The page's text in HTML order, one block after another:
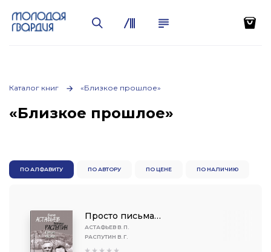
Каталог книг «Близкое прошлое»
«Близкое прошлое»
ПО АЛФАВИТУ ПО АВТОРУ ПО ЦЕНЕ ПО НАЛИЧИЮ
Просто письма…
АСТАФЬЕВ В. П.
РАСПУТИН В. Г.